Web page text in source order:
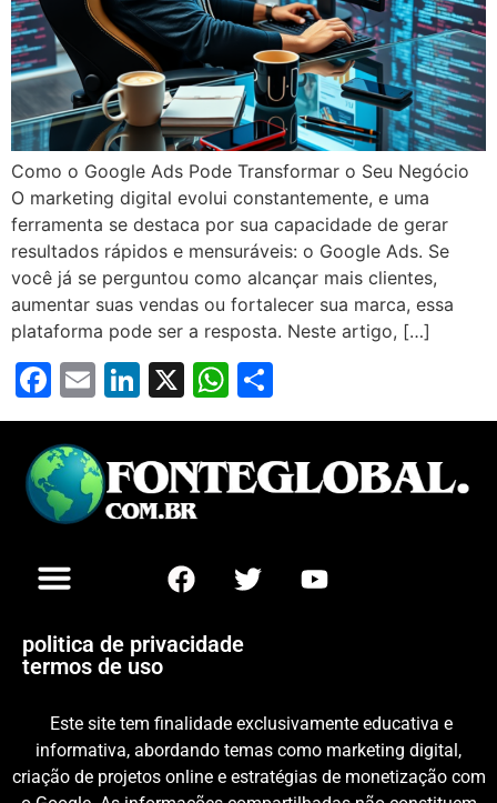
Como o Google Ads Pode Transformar o Seu Negócio
O marketing digital evolui constantemente, e uma
ferramenta se destaca por sua capacidade de gerar
resultados rápidos e mensuráveis: o Google Ads. Se
você já se perguntou como alcançar mais clientes,
aumentar suas vendas ou fortalecer sua marca, essa
plataforma pode ser a resposta. Neste artigo, […]
Facebook
EmailLinkedIn
X WhatsApp
politica de privacidade
termos de uso
Este site tem finalidade exclusivamente educativa e
informativa, abordando temas como marketing digital,
criação de projetos online e estratégias de monetização com